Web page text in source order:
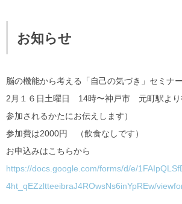
お知らせ
脳の機能から考える「自己の気づき」セミナ
2月１６日土曜日 14時〜神戸市 元町駅より
参加されるかたにお伝えします）
参加費は2000円 （飲食なしです）
お申込みはこちらから
https://docs.google.com/forms/d/e/
4ht_qEZzltteeibraJ4ROwsNs6inYpREw/